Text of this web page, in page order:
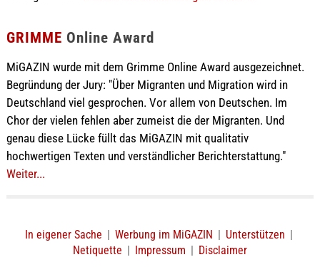
GRIMME Online Award
MiGAZIN wurde mit dem Grimme Online Award ausgezeichnet.
Begründung der Jury: "Über Migranten und Migration wird in
Deutschland viel gesprochen. Vor allem von Deutschen. Im
Chor der vielen fehlen aber zumeist die der Migranten. Und
genau diese Lücke füllt das MiGAZIN mit qualitativ
hochwertigen Texten und verständlicher Berichterstattung."
Weiter...
In eigener Sache | Werbung im MiGAZIN | Unterstützen |
Netiquette | Impressum | Disclaimer